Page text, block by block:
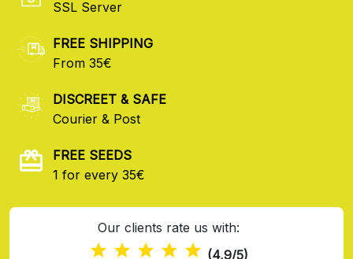
SSL Server
FREE SHIPPING
From 35€
DISCREET & SAFE
Courier & Post
FREE SEEDS
1 for every 35€
Our clients rate us with:
(4,9/5)